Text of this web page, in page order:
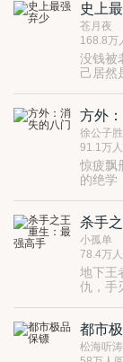
史上
苍月夜
168.8万
没钱被
己居然
方外
徐公子
91.1万
惊疲飘
的绝学
杀手
小孤单
78.4万
地下王
仇，手
成，玩
试玩吧！
都市
松海听涛